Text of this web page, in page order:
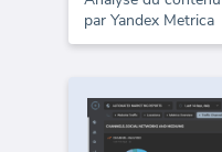
par Yandex Metrica